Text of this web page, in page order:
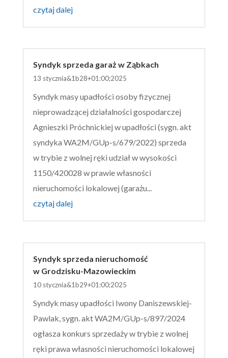
czytaj dalej
Syndyk sprzeda garaż w Ząbkach
13 stycznia&1b28+01:00;2025
Syndyk masy upadłości osoby fizycznej
nieprowadzącej działalności gospodarczej
Agnieszki Próchnickiej w upadłości (sygn. akt
syndyka WA2M/GUp-s/679/2022) sprzeda
w trybie z wolnej ręki udział w wysokości
1150/420028 w prawie własności
nieruchomości lokalowej (garażu...
czytaj dalej
Syndyk sprzeda nieruchomość
w Grodzisku-Mazowieckim
10 stycznia&1b29+01:00;2025
Syndyk masy upadłości Iwony Daniszewskiej-
Pawlak, sygn. akt WA2M/GUp-s/897/2024
ogłasza konkurs sprzedaży w trybie z wolnej
ręki prawa własności nieruchomości lokalowej